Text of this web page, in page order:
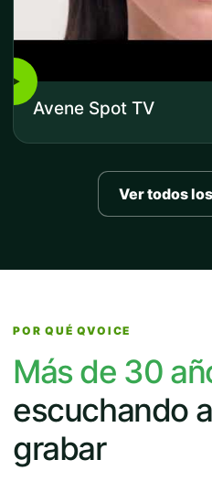
▶
Avene Spot TV
Ver todos
POR QUÉ QVOICE
Más de 30
escuchando
grabar